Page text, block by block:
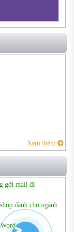
Xem thêm
gởi mail đi
dành cho ngành